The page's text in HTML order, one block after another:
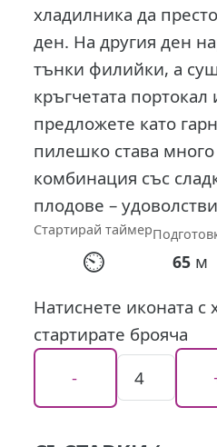
хладилника да
ден. На другия ден
тънки филийки, а
кръгчетата
предложете като
пилешко става
комбинация със
плодове –
Стартирай таймер
⏲ 65 м
Натиснете иконата с
стартирате брояча